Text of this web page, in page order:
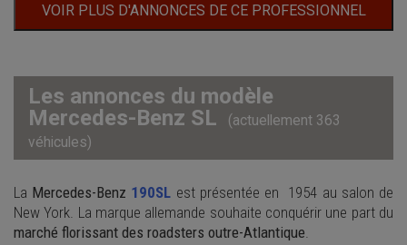
VOIR PLUS D'ANNONCES DE CE PROFESSIONNEL
Les annonces du modèle
Mercedes-Benz SL
(actuellement 363
véhicules)
La Mercedes-Benz 190SL est présentée en 1954 au salon de
New York. La marque allemande souhaite conquérir une part du
marché florissant des roadsters outre-Atlantique